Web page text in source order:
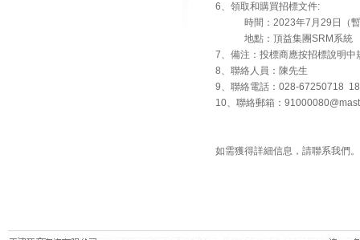
6、領取和購買招標文件:
時間：2023年7月29日（暫
地點：頂益集團SRM系統
7、備注：投標商應按招標說明
8、聯絡人員：陳先生
9、聯絡電話：028-67250718
10、聯絡郵箱：
如需獲得詳細信息，請聯系我們。